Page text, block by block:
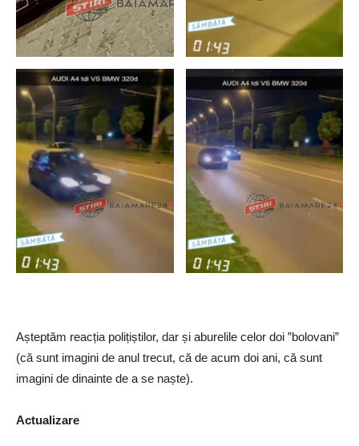
Așteptăm reacția polițiștilor, dar și aburelile celor doi ”bolovani”
(că sunt imagini de anul trecut, că de acum doi ani, că sunt
imagini de dinainte de a se naște).
Actualizare